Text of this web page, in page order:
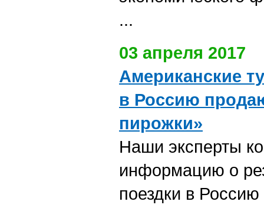
...
03 апреля 2017
Американские
в Россию
пирожки»
Наши эксперты
информацию о
поездки в